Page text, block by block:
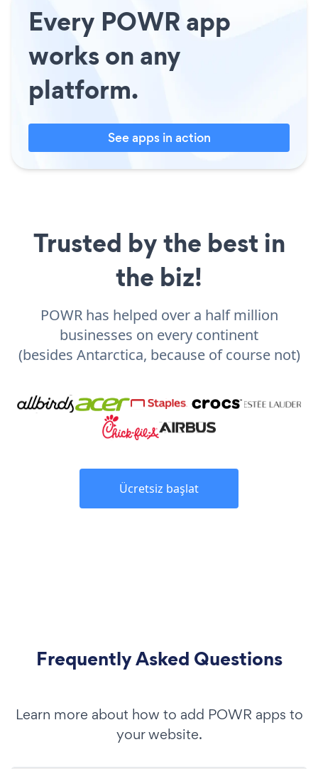
Every POWR app
works on any
platform.
See apps in action
Trusted by the best in
the biz!
POWR has helped over a half million
businesses on every continent
(besides Antarctica, because of course not)
Ücretsiz başlat
Frequently Asked Questions
Learn more about how to add POWR apps to
your website.